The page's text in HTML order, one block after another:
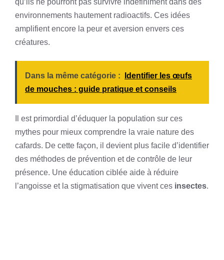
qu’ils ne pourront pas survivre indéfiniment dans des
environnements hautement radioactifs. Ces idées
amplifient encore la peur et aversion envers ces
créatures.
Dans la même catégorie :
Identifier les œufs
de mouches : guide pratique et conseils
Il est primordial d’éduquer la population sur ces
mythes pour mieux comprendre la vraie nature des
cafards. De cette façon, il devient plus facile d’identifier
des méthodes de prévention et de contrôle de leur
présence. Une éducation ciblée aide à réduire
l’angoisse et la stigmatisation que vivent ces insectes.